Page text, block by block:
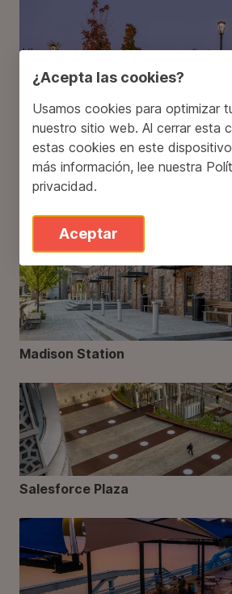
Superior Town Center
Downtown Cary Park
Madison Station
Salesforce Plaza
¿Acepta las cookies?
Usamos cookies para optimizar
nuestro sitio web. Al cerrar esta
estas cookies en este
más información, lee nuestra
privacidad.
Aceptar